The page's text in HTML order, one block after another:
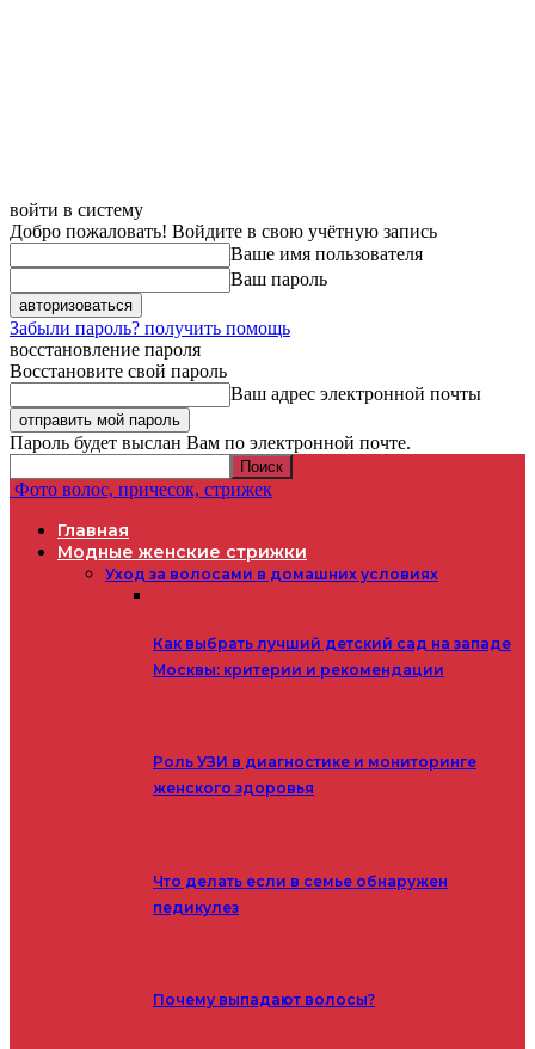
войти в систему
Добро пожаловать! Войдите в свою учётную запись
Ваше имя пользователя
Ваш пароль
Забыли пароль? получить помощь
восстановление пароля
Восстановите свой пароль
Ваш адрес электронной почты
Пароль будет выслан Вам по электронной почте.
Фото волос, причесок, стрижек
Главная
Модные женские стрижки
Уход за волосами в домашних условиях
Как выбрать лучший детский сад на западе
Москвы: критерии и рекомендации
Роль УЗИ в диагностике и мониторинге
женского здоровья
Что делать если в семье обнаружен
педикулез
Почему выпадают волосы?